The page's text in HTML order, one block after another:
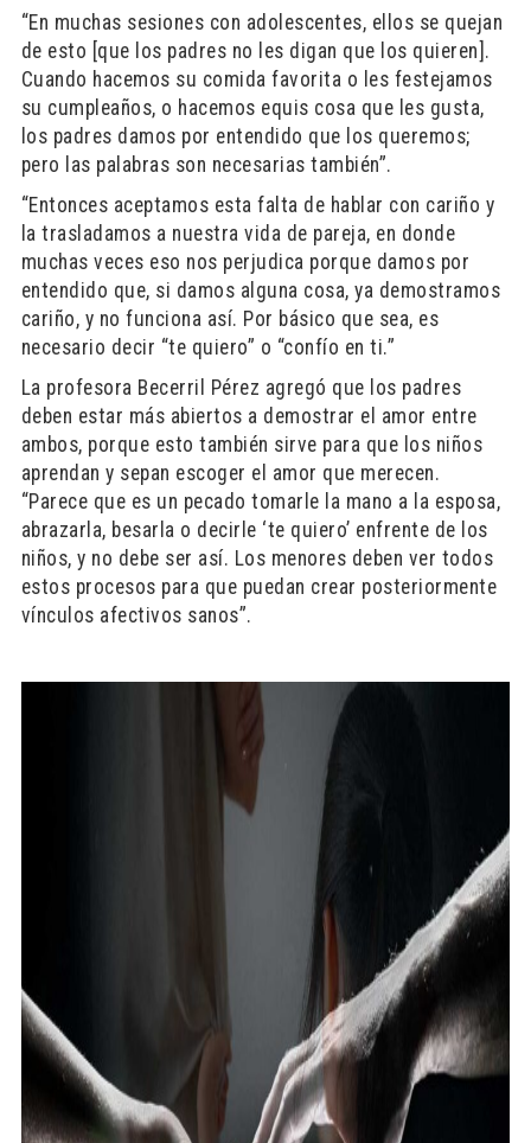
“En muchas sesiones con adolescentes, ellos se quejan
de esto [que los padres no les digan que los quieren].
Cuando hacemos su comida favorita o les festejamos
su cumpleaños, o hacemos equis cosa que les gusta,
los padres damos por entendido que los queremos;
pero las palabras son necesarias también”.
“Entonces aceptamos esta falta de hablar con cariño y
la trasladamos a nuestra vida de pareja, en donde
muchas veces eso nos perjudica porque damos por
entendido que, si damos alguna cosa, ya demostramos
cariño, y no funciona así. Por básico que sea, es
necesario decir “te quiero” o “confío en ti.”
La profesora Becerril Pérez agregó que los padres
deben estar más abiertos a demostrar el amor entre
ambos, porque esto también sirve para que los niños
aprendan y sepan escoger el amor que merecen.
“Parece que es un pecado tomarle la mano a la esposa,
abrazarla, besarla o decirle ‘te quiero’ enfrente de los
niños, y no debe ser así. Los menores deben ver todos
estos procesos para que puedan crear posteriormente
vínculos afectivos sanos”.